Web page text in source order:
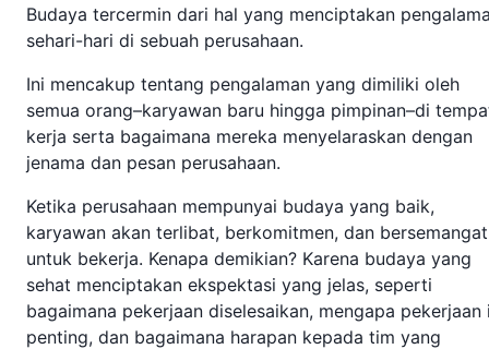
Budaya tercermin dari hal yang menciptakan
sehari-hari di sebuah perusahaan.
Ini mencakup tentang pengalaman yang dimiliki oleh
semua orang–karyawan baru hingga pimpinan–di
kerja serta bagaimana mereka menyelaraskan dengan
jenama dan pesan perusahaan.
Ketika perusahaan mempunyai budaya yang baik,
karyawan akan terlibat, berkomitmen, dan bersemangat
untuk bekerja. Kenapa demikian? Karena budaya yang
sehat menciptakan ekspektasi yang jelas, seperti
bagaimana pekerjaan diselesaikan, mengapa pekerjaan
penting, dan bagaimana harapan kepada tim yang